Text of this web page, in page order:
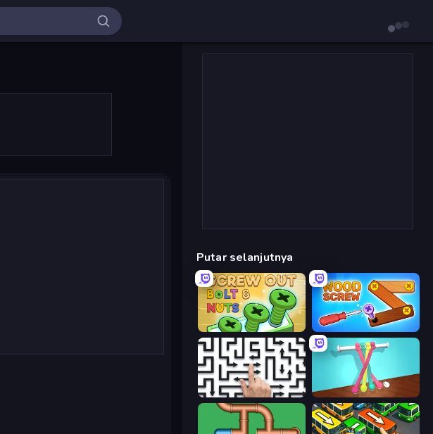
Putar selanjutnya
Screw Out: Bolts and Nuts Wood Screw: Bolts Puzzle
Arrow Escape: Puzzle Tangle Master